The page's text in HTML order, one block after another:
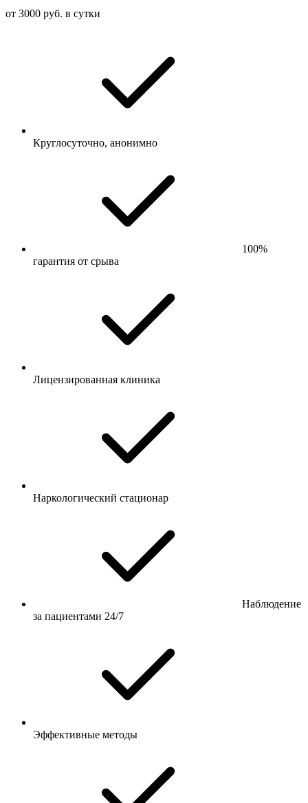
от 3000 руб. в сутки
Круглосуточно, анонимно
100%
гарантия от срыва
Лицензированная клиника
Наркологический стационар
Наблюдение
за пациентами 24/7
Эффективные методы